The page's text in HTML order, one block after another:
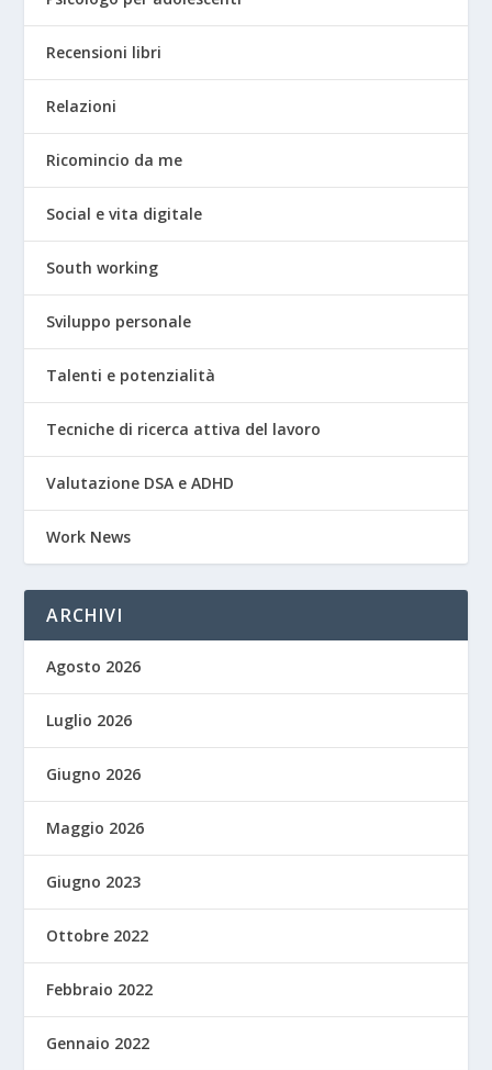
Recensioni libri
Relazioni
Ricomincio da me
Social e vita digitale
South working
Sviluppo personale
Talenti e potenzialità
Tecniche di ricerca attiva del lavoro
Valutazione DSA e ADHD
Work News
ARCHIVI
Agosto 2026
Luglio 2026
Giugno 2026
Maggio 2026
Giugno 2023
Ottobre 2022
Febbraio 2022
Gennaio 2022